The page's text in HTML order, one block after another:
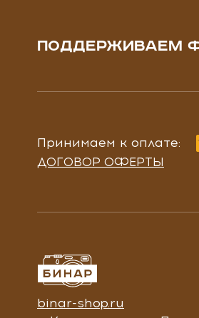
ПОДДЕРЖИВАЕМ
Принимаем к оплате:
ДОГОВОР ОФЕРТЫ
binar-shop.ru